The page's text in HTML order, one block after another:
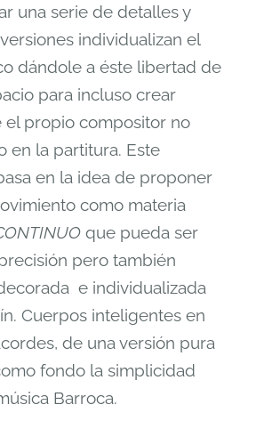
una serie de detalles y
individualizan el
dándole a éste libertad de
para incluso crear
el propio compositor no
en la partitura. Este
en la idea de proponer
como materia
que pueda ser
pero también
e individualizada
Cuerpos inteligentes en
de una versión pura
fondo la simplicidad
Barroca.